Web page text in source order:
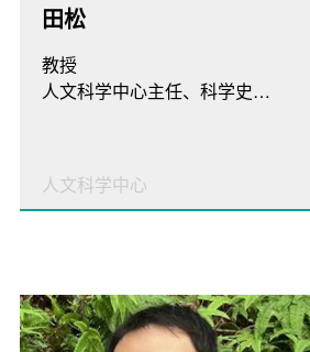
田松
教授
人文科学中心主任、科学史与科学教育教研室主任
人文科学中心